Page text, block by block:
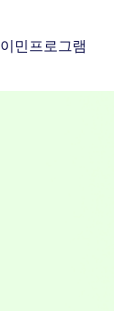
이민프로그램